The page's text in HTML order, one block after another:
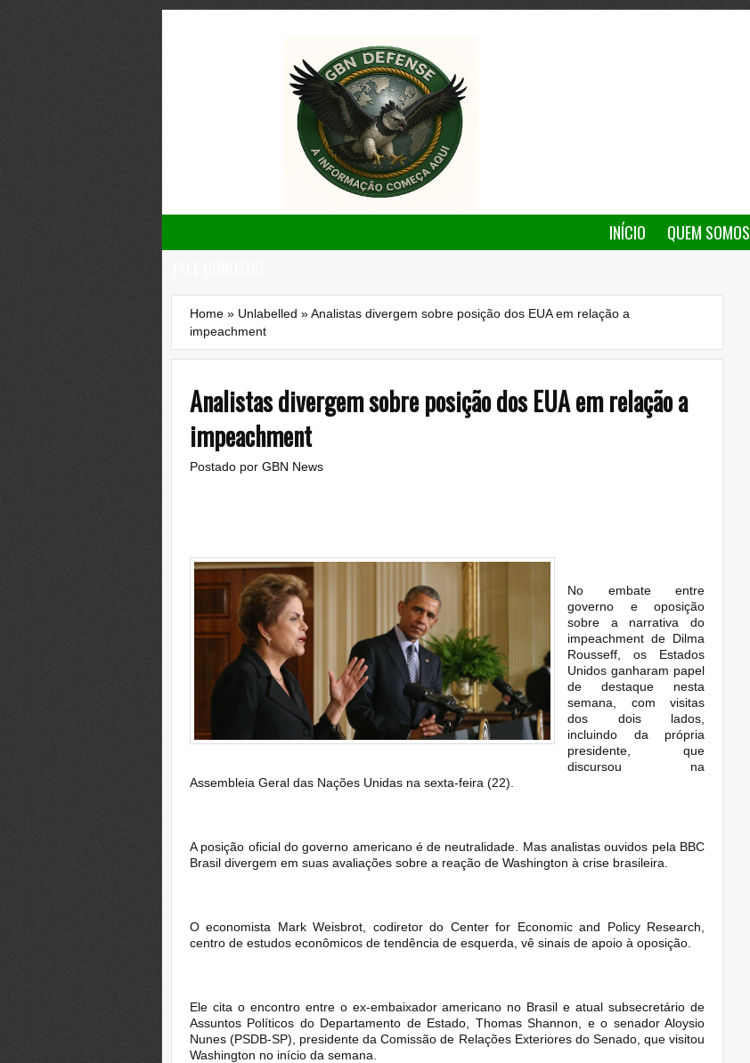
INÍCIO QUEM SOMOS
Home » Unlabelled »Analistas divergem sobre posição dos EUA em relação a
impeachment
Analistas divergem sobre posição dos EUA em relação a
impeachment
Postado por GBN News
No embate entre
governo e oposição
sobre a narrativa do
impeachment de Dilma
Rousseff, os Estados
Unidos ganharam papel
de destaque nesta
semana, com visitas
dos dois lados,
incluindo da própria
presidente, que
discursou na
Assembleia Geral das Nações Unidas na sexta-feira (22).
A posição oficial do governo americano é de neutralidade. Mas analistas ouvidos pela BBC
Brasil divergem em suas avaliações sobre a reação de Washington à crise brasileira.
O economista Mark Weisbrot, codiretor do Center for Economic and Policy Research,
centro de estudos econômicos de tendência de esquerda, vê sinais de apoio à oposição.
Ele cita o encontro entre o ex-embaixador americano no Brasil e atual subsecretário de
Assuntos Políticos do Departamento de Estado, Thomas Shannon, e o senador Aloysio
Nunes (PSDB-SP), presidente da Comissão de Relações Exteriores do Senado, que visitou
Washington no início da semana.